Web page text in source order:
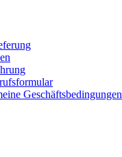
Geschäftsbedingungen